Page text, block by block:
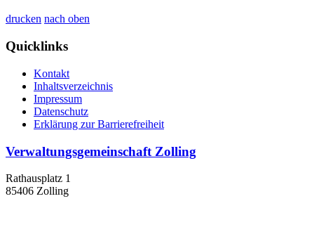
drucken nach oben
Quicklinks
Kontakt
Inhaltsverzeichnis
Impressum
Datenschutz
Erklärung zur Barrierefreiheit
Verwaltungsgemeinschaft Zolling
Rathausplatz 1
85406 Zolling